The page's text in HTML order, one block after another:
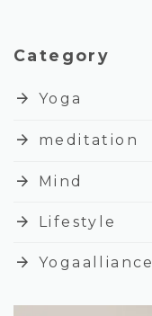
Category
arrow_forward Yoga
arrow_forward
meditation
arrow_forward
Mind
arrow_forward Lifestyle
arrow_forward Yogaalliance